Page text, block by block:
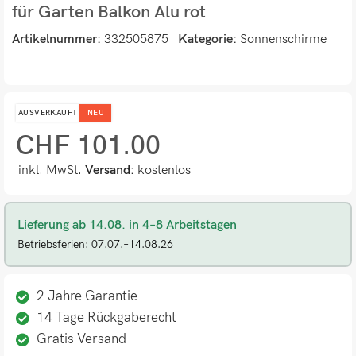
für Garten Balkon Alu rot
Artikelnummer: 332505875 Kategorie: Sonnenschirme
AUSVERKAUFT NEU
CHF 101.00
inkl. MwSt. Versand: kostenlos
Lieferung ab 14.08. in 4–8 Arbeitstagen
Betriebsferien: 07.07.–14.08.26
2 Jahre Garantie
14 Tage Rückgaberecht
Gratis Versand